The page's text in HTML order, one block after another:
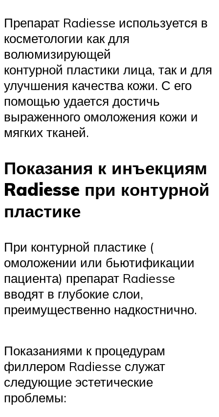
Препарат Radiesse используется в
косметологии как для
волюмизирующей
контурной пластики лица, так и для
улучшения качества кожи. С его
помощью удается достичь
выраженного омоложения кожи и
мягких тканей.
Показания к инъекциям
Radiesse при контурной
пластике
При контурной пластике (
омоложении или бьютификации
пациента) препарат Radiesse
вводят в глубокие слои,
преимущественно надкостнично.
Показаниями к процедурам
филлером Radiesse служат
следующие эстетические
проблемы: